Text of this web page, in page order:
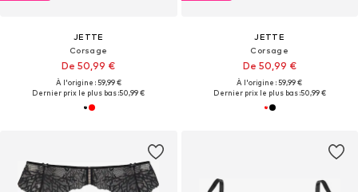
JETTE
Corsage
De 50,99 €
À l'origine : 59,99 €
Dernier prix le plus bas :50,99 €
JETTE
Corsage
De 50,99 €
À l'origine : 59,99 €
Dernier prix le plus bas :50,99 €